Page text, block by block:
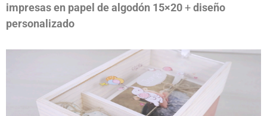
impresas en papel de algodón 15×20+diseño
personalizado